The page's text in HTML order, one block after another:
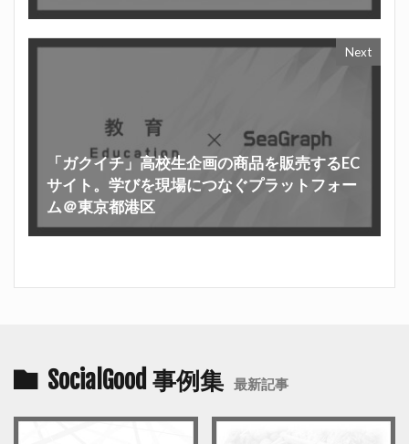
Next
「ガクイチ」高校生企画の商品を販売するEC
サイト。学びを現場につなぐプラットフォー
ム＠東京都港区
SocialGood 事例集 最新記事